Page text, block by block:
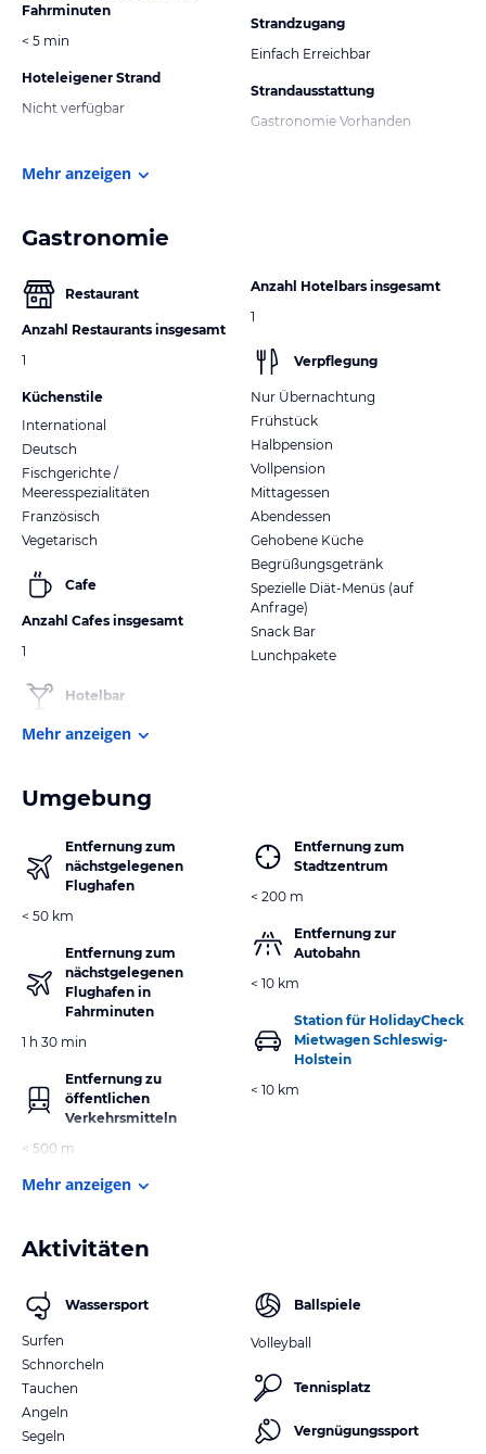
Fahrminuten
< 5 min
Hoteleigener Strand
Nicht verfügbar
Strandzugang
Einfach Erreichbar
Strandausstattung
Gastronomie Vorhanden
Mehr anzeigen
Gastronomie
Restaurant
Anzahl Restaurants insgesamt
1
Küchenstile
International
Deutsch
Fischgerichte /
Meeresspezialitäten
Französisch
Vegetarisch
Cafe
Anzahl Cafes insgesamt
1
Hotelbar
Anzahl Hotelbars insgesamt
1
Verpflegung
Nur Übernachtung
Frühstück
Halbpension
Vollpension
Mittagessen
Abendessen
Gehobene Küche
Begrüßungsgetränk
Spezielle Diät-Menüs (auf
Anfrage)
Snack Bar
Lunchpakete
Mehr anzeigen
Umgebung
Entfernung zum
nächstgelegenen
Flughafen
< 50 km
Entfernung zum
nächstgelegenen
Flughafen in
Fahrminuten
1 h 30 min
Entfernung zu
öffentlichen
Verkehrsmitteln
< 500 m
Entfernung zum
Stadtzentrum
< 200 m
Entfernung zur
Autobahn
< 10 km
Station für HolidayCheck
Mietwagen Schleswig-
Holstein
< 10 km
Mehr anzeigen
Aktivitäten
Wassersport
Surfen
Schnorcheln
Tauchen
Angeln
Segeln
Ballspiele
Volleyball
Tennisplatz
Vergnügungssport